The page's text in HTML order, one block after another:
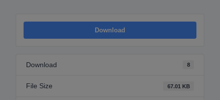
Download
Download 8
File Size 67.01 KB